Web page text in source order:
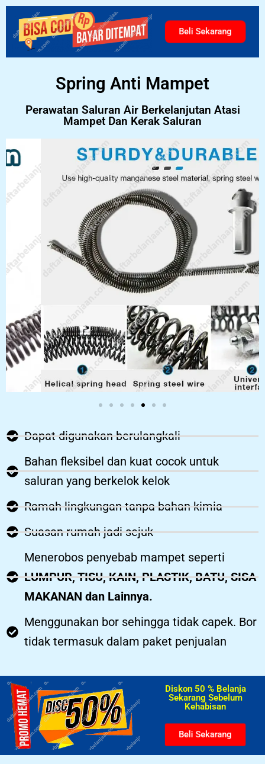
Beli Sekarang
Spring Anti Mampet
Perawatan Saluran Air Berkelanjutan Atasi
Mampet Dan Kerak Saluran
Dapat digunakan berulangkali
Bahan fleksibel dan kuat cocok untuk
saluran yang berkelok kelok
Ramah lingkungan tanpa bahan kimia
Suasan rumah jadi sejuk
Menerobos penyebab mampet seperti
LUMPUR, TISU, KAIN, PLASTIK, BATU, SISA
MAKANAN dan Lainnya.
Menggunakan bor sehingga tidak capek. Bor
tidak termasuk dalam paket penjualan
Diskon 50 % Belanja
Sekarang Sebelum
Kehabisan​
Beli Sekarang